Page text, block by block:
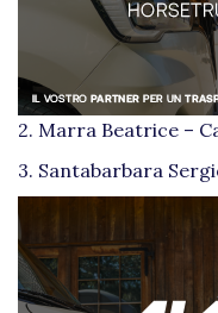
2. Marra Beatrice –
3. Santabarbara